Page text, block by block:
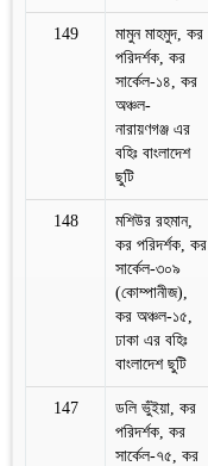
149
মামুন মাহমুদ, কর
পরিদর্শক, কর
সার্কেল-১৪, কর
অঞ্চল-
নারায়ণগঞ্জ এর
বহিঃ বাংলাদেশ
ছুটি
148
মশিউর রহমান,
কর পরিদর্শক, কর
সার্কেল-৩০৯
(কোম্পানীজ),
কর অঞ্চল-১৫,
ঢাকা এর বহিঃ
বাংলাদেশ ছুটি
147
ডলি ভুঁইয়া, কর
পরিদর্শক, কর
সার্কেল-৭৫, কর